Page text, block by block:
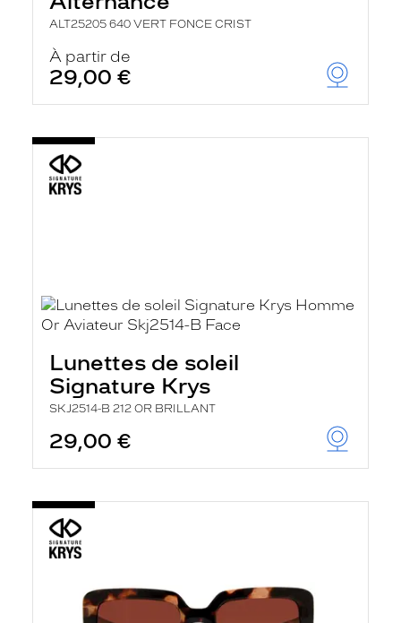
ALT25205 640 VERT FONCE CRIST
À partir de
29,00 €
Lunettes de soleil
Signature Krys
SKJ2514-B 212 OR BRILLANT
29,00 €